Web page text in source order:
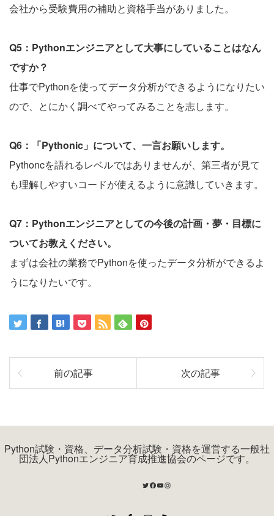
会社から受験費用の補助と資格手当がありました。
Q5：Pythonエンジニアとして大事にしていることはなん
ですか？
仕事でPythonを使ってデータ分析ができるようになりたい
ので、とにかく調べてやってみることを志します。
Q6：「Pythonic」について、一言お願いします。
Pythoncを語れるレベルではありませんが、第三者が見て
も理解しやすいコードが使えるように意識していきます。
Q7：Pythonエンジニアとしての今後の計画・夢・目標に
ついてお教えください。
まずは会社の業務でPythonを使ったデータ分析ができるよ
うになりたいです。
前の記事 次の記事
Python試験・資格、データ分析試験・資格を運営する一般社
団法人Pythonエンジニア育成推進協会のページです。
Twitter
Facebook
YouTube
Instagram
RSS